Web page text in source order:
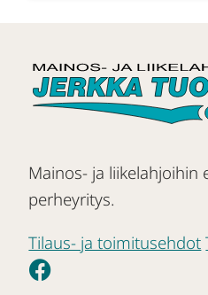
Mainos- ja liikelahjoihin
perheyritys.
Tilaus- ja toimitusehdot